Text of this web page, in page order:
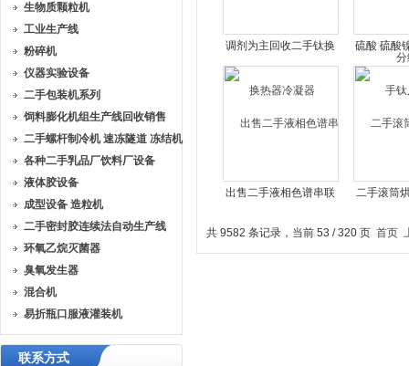
生物质颗粒机
工业生产线
粉碎机
仪器实验设备
二手包装机系列
饲料膨化机组生产线回收销售
二手螺杆制冷机 速冻隧道 冻结机
各种二手乳品厂饮料厂设备
液体胶设备
成型设备 造粒机
二手密封胶连续法自动生产线
环氧乙烷灭菌器
臭氧发生器
混合机
易折瓶口服液灌装机
联系方式
调剂为主回收二手钛换
热器冷凝器
硫酸 硫酸
钛
出售二手液相色谱串联
二手滚筒
共 9582 条记录，当前 53 / 320 页 首页